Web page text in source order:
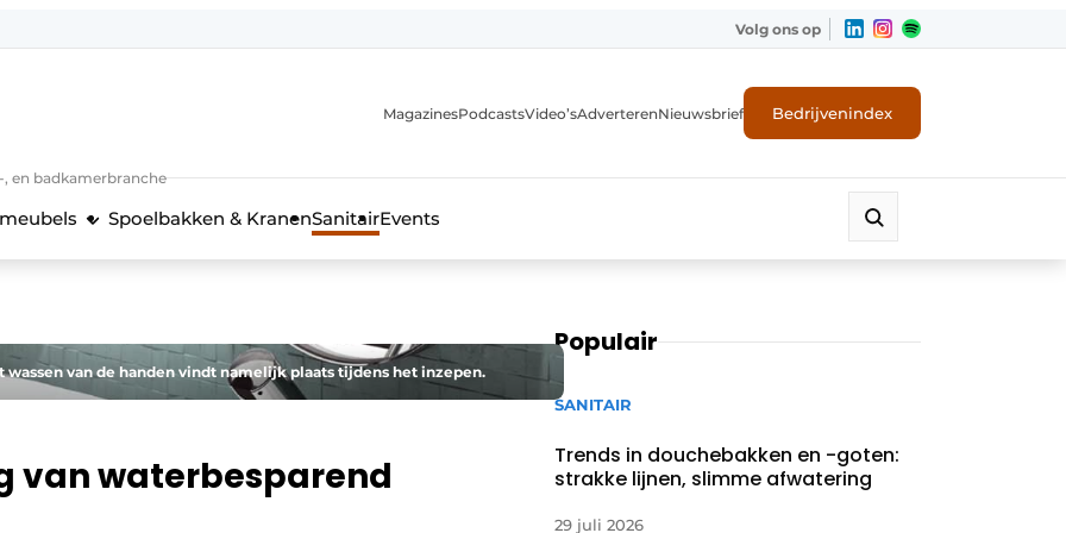
Volg ons op
en badkamerbranche
MagazinesPodcastsVideo’sAdverterenNieuwsbrief Bedrijvenindex
Spoelbakken & KranenSanitairEvents
van de handen vindt namelijk plaats tijdens het inzepen.
van waterbesparend
Populair
SANITAIR
Trends in douchebakken en -goten:
strakke lijnen, slimme afwatering
29 juli 2026